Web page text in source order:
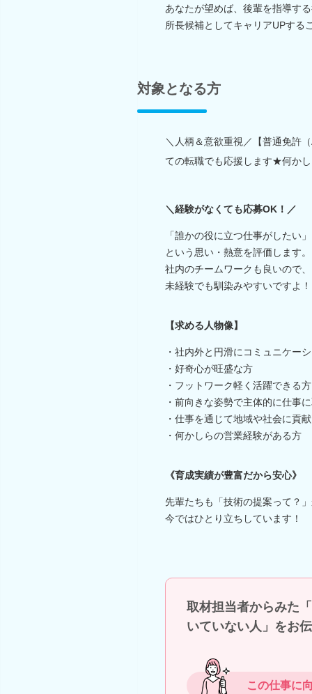
あなたが望めば、後輩を指導す
所長候補としてキャリアUPする
対象となる方
＼人柄＆意欲重視／【普通免許
ての転職でも応援します★何か
＼経験がなくても応募OK！／
「誰かの役に立つ仕事がしたい」
という思い・熱意を評価します。
社内のチームワークも良いので、
未経験でも馴染みやすいですよ！
【求める人物像】
・社内外と円滑にコミュニケー
・好奇心が旺盛な方
・フットワーク軽く活躍できる方
・前向きな姿勢で主体的に仕事
・仕事を通じて地域や社会に貢
・何かしらの営業経験がある方
《育成実績が豊富だから安心》
先輩たちも「技術の提案って？
今ではひとり立ちしています！
取材担当者からみた
いていない人」をお
この仕事に